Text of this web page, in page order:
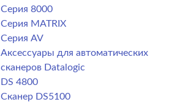
Серия 8000
Серия MATRIX
Серия AV
Аксессуары для автоматических
сканеров Datalogic
DS 4800
Сканер DS5100